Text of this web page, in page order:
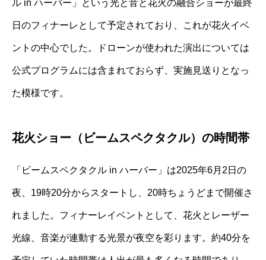
ル in ハーバー」という光と音と花火の融合ショーが最終
日のフィナーレとして予定されており、これが花火イベ
ントの中心でした。ドローンが使われた演出については
公式プログラムには含まれておらず、実施見送りとなっ
た模様です。
花火ショー（ビームスペクタクル）の時間帯
「ビームスペクタクル in ハーバー」は2025年6月2日の
夜、19時20分からスタートし、20時ちょうどまで開催さ
れました。フィナーレイベントとして、花火とレーザー
光線、音楽が連動する光景が夜空を彩ります。約40分を